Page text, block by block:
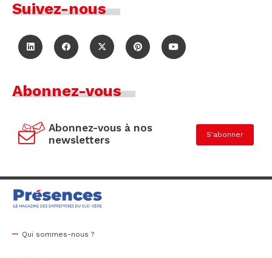
Suivez-nous
Abonnez-vous
Abonnez-vous à nos
newsletters
S'abonner
Qui sommes-nous ?